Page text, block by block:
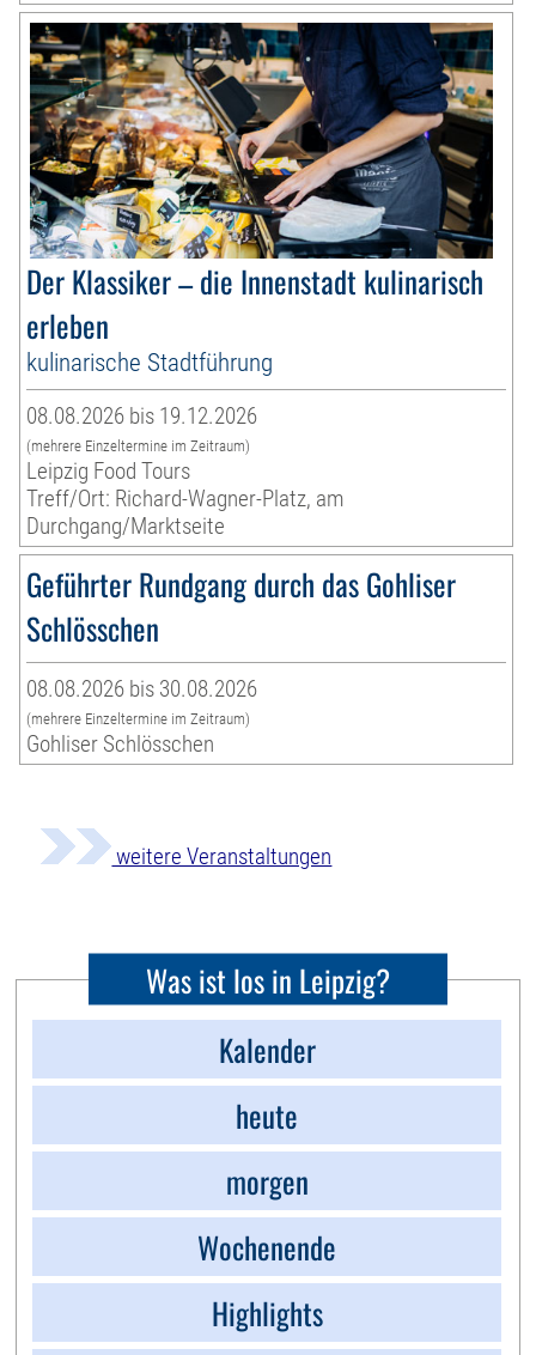
Der Klassiker – die Innenstadt kulinarisch
erleben
kulinarische Stadtführung
08.08.2026 bis 19.12.2026
(mehrere Einzeltermine im Zeitraum)
Leipzig Food Tours
Treff/Ort: Richard-Wagner-Platz, am
Durchgang/Marktseite
Geführter Rundgang durch das Gohliser
Schlösschen
08.08.2026 bis 30.08.2026
(mehrere Einzeltermine im Zeitraum)
Gohliser Schlösschen
weitere Veranstaltungen
Was ist los in Leipzig?
Kalender
heute
morgen
Wochenende
Highlights